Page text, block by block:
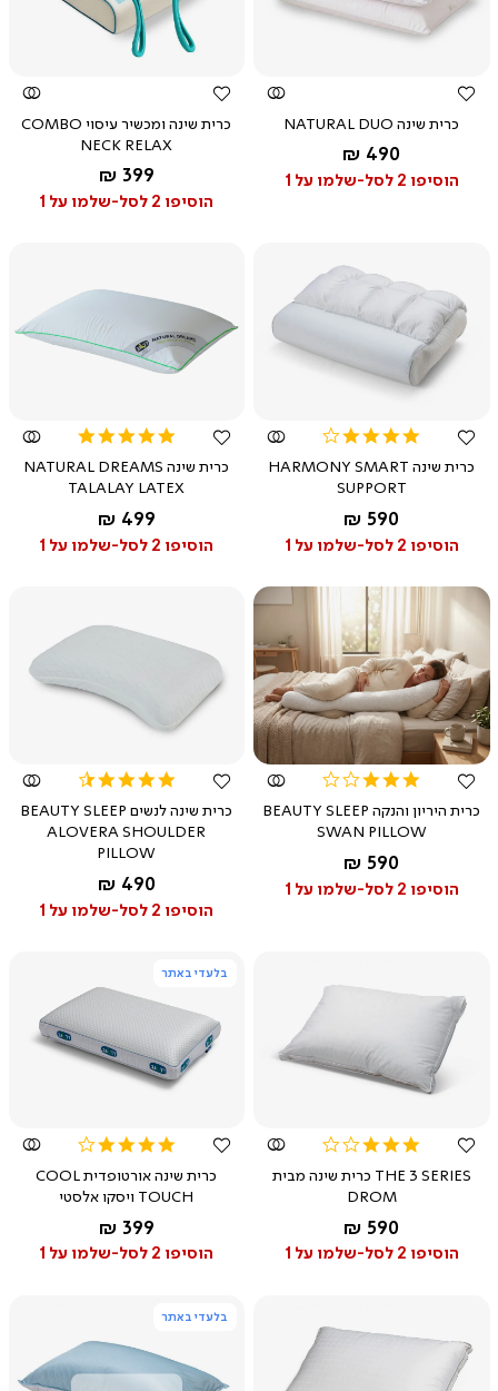
צפייה
מהירה
כרית שינה NATURAL DUO
החל מ-
490 ₪
הוסיפו 2 לסל-שלמו על 1
צפייה
מהירה
כרית שינה ומכשיר עיסוי COMBO
NECK RELAX
החל מ-
399 ₪
הוסיפו 2 לסל-שלמו על 1
מהירה
3.8
rating
כרית שינה HARMONY SMART
SUPPORT
החל מ-
590 ₪
הוסיפו 2 לסל-שלמו על 1
לבן
צפייה
rating
כרית שינה NATURAL DREAMS
TALALAY LATEX
החל מ-
499 ₪
הוסיפו 2 לסל-שלמו על 1
לבן
צפייה
מהירה
3.0
rating
כרית היריון והנקה BEAUTY SLEEP
SWAN PILLOW
החל מ-
590 ₪
הוסיפו 2 לסל-שלמו על 1
צפייה
rating
כרית שינה לנשים BEAUTY SLEEP
ALOVERA SHOULDER
PILLOW
החל מ-
490 ₪
הוסיפו 2 לסל-שלמו על 1
צפייה
מהירה
3.0
rating
THE 3 SERIES כרית שינה מבית
DROM
החל מ-
590 ₪
הוסיפו 2 לסל-שלמו על 1
בלעדי באתר
צפייה
rating
כרית שינה אורטופדית COOL
TOUCH ויסקו אלסטי
החל מ-
399 ₪
הוסיפו 2 לסל-שלמו על 1
בלעדי באתר